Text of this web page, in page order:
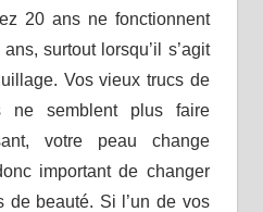
20 ans ne fonctionnent
surtout lorsqu’il s’agit
Vos vieux trucs de
ne semblent plus faire
votre peau change
important de changer
de beauté. Si l’un de vos